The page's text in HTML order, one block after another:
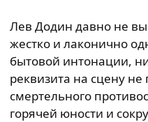
Лев Додин давно не
жестко и лаконично
бытовой интонации,
реквизита на сцену
смертельного
горячей юности и